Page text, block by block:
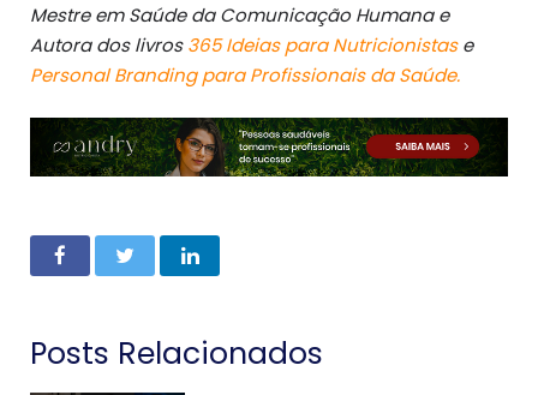
Mestre em Saúde da Comunicação Humana e
Autora dos livros365 Ideias para Nutricionistase
Personal Branding para Profissionais da Saúde.
Posts Relacionados